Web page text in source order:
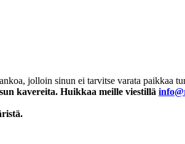
jolloin sinun ei tarvitse varata paikkaa
kavereita. Huikkaa meille viestillä